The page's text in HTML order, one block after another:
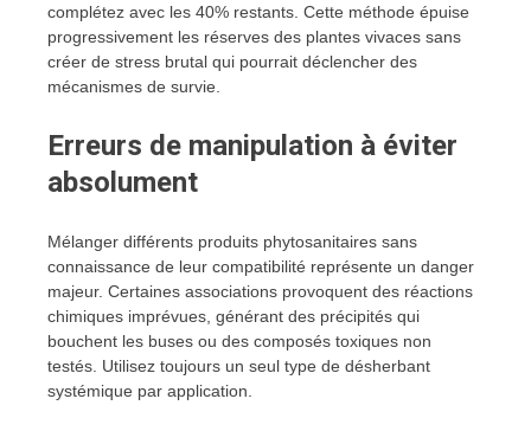
complétez avec les 40% restants. Cette méthode épuise
progressivement les réserves des plantes vivaces sans
créer de stress brutal qui pourrait déclencher des
mécanismes de survie.
Erreurs de manipulation à éviter
absolument
Mélanger différents produits phytosanitaires sans
connaissance de leur compatibilité représente un danger
majeur. Certaines associations provoquent des réactions
chimiques imprévues, générant des précipités qui
bouchent les buses ou des composés toxiques non
testés. Utilisez toujours un seul type de désherbant
systémique par application.